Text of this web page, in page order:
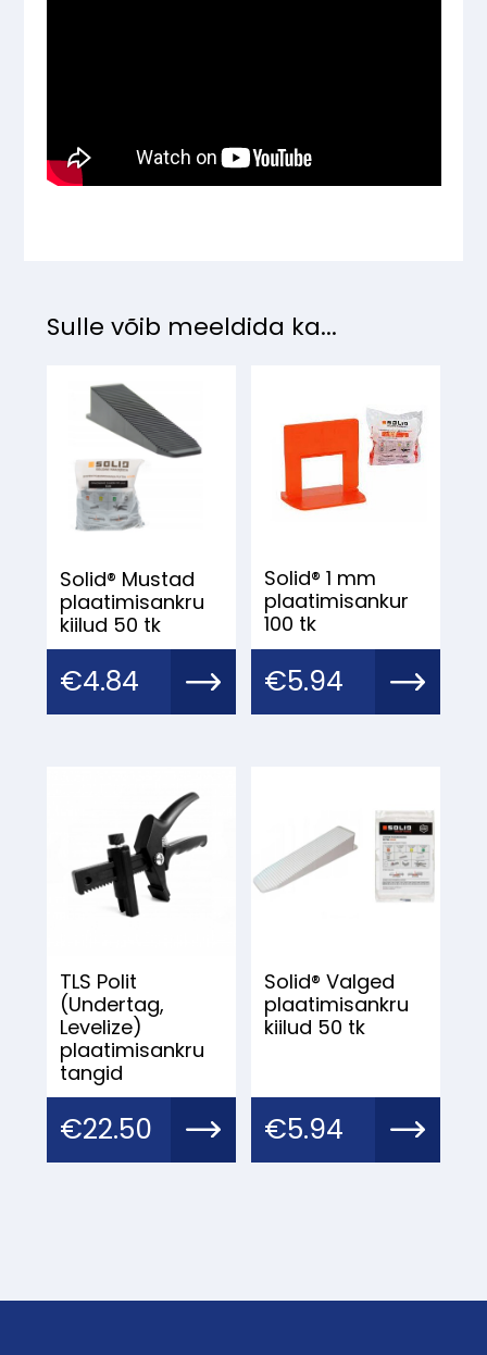
Sulle võib meeldida ka...
Solid® Mustad
plaatimisankru
kiilud 50 tk
€4.84
Solid® 1 mm
plaatimisankur
100 tk
€5.94
TLS Polit
(Undertag,
Levelize)
plaatimisankru
tangid
€22.50
Solid® Valged
plaatimisankru
kiilud 50 tk
€5.94